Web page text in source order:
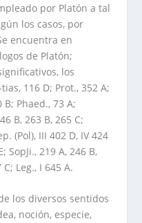
por Platón a tal
los casos, por
encuentra en
de Platón;
los
116 D; Prot., 352 A;
B; Phaed., 73 A;
B, 263 B, 265 C;
(Pol), III 402 D, IV 424
SopJi., 219 A, 246 B,
Leg., I 645 A.
los diversos sentidos
noción, especie,